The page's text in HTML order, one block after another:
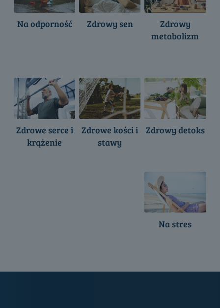
Na odporność Zdrowy sen
Zdrowy
metabolizm
Zdrowe serce i
krążenie
Zdrowe kości i
stawy
Zdrowy detoks
Na stres